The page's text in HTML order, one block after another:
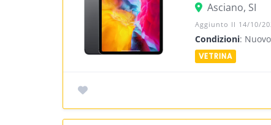
Asciano, SI
Aggiunto Il 14/10/
Condizioni: Nuovo